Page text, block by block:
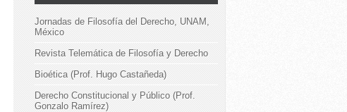
Jornadas de Filosofía del Derecho, UNAM,
México
Revista Telemática de Filosofía y Derecho
Bioética (Prof. Hugo Castañeda)
Derecho Constitucional y Público (Prof.
Gonzalo Ramírez)